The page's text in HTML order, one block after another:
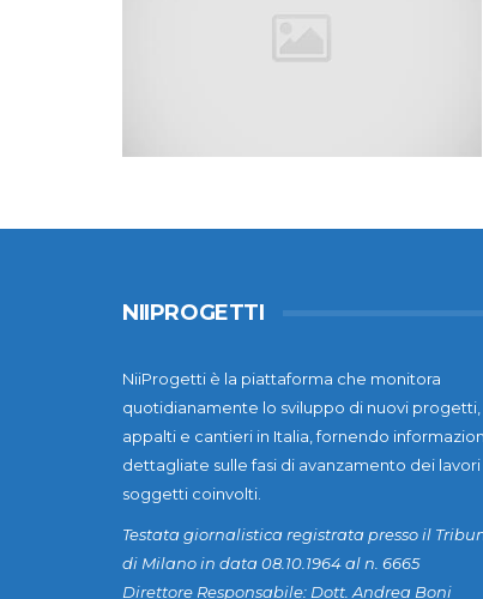
NIIPROGETTI
NiiProgetti è la piattaforma che monitora
quotidianamente lo sviluppo di nuovi progetti,
appalti e cantieri in Italia, fornendo
dettagliate sulle fasi di avanzamento dei lavori
soggetti coinvolti.
Testata giornalistica registrata presso il
di Milano in data 08.10.1964 al n. 6665
Direttore Responsabile: Dott. Andrea Boni